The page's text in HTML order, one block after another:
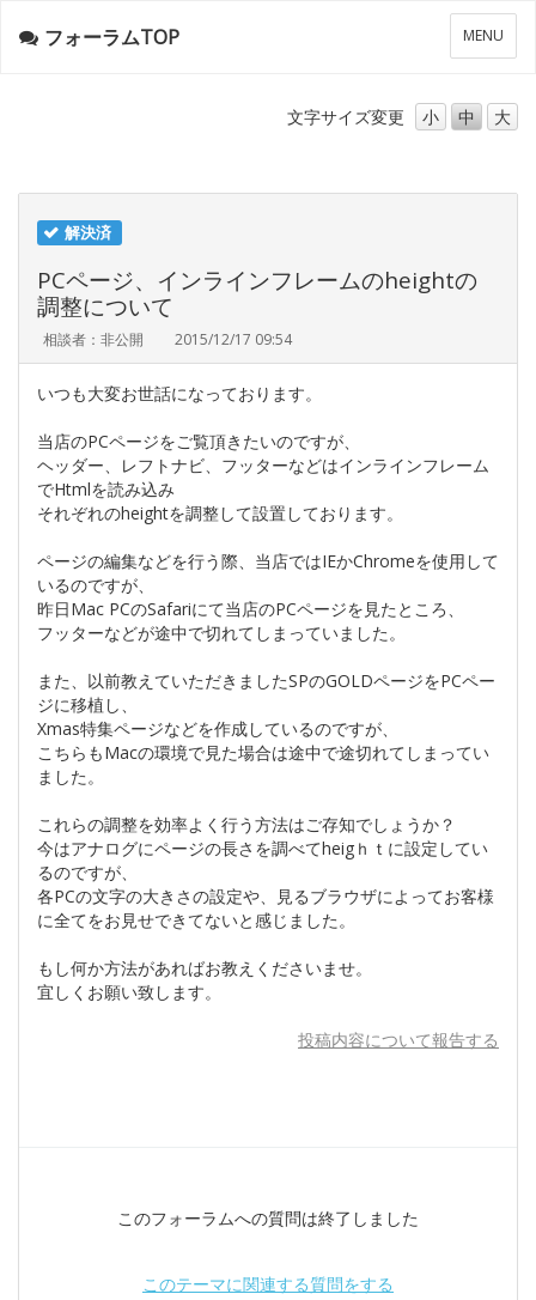
メ
ニ
ー
MENU
フォーラムTOP
文字サイズ変更 小 中 大
解決済
PCページ、インラインフレームのheightの
調整について
相談者：非公開 2015/12/17 09:54
いつも大変お世話になっております。
当店のPCページをご覧頂きたいのですが、
ヘッダー、レフトナビ、フッターなどはインラインフレーム
でHtmlを読み込み
それぞれのheightを調整して設置しております。
ページの編集などを行う際、当店ではIEかChromeを使用して
いるのですが、
昨日Mac PCのSafariにて当店のPCページを見たところ、
フッターなどが途中で切れてしまっていました。
また、以前教えていただきましたSPのGOLDページをPCペー
ジに移植し、
Xmas特集ページなどを作成しているのですが、
こちらもMacの環境で見た場合は途中で途切れてしまってい
ました。
これらの調整を効率よく行う方法はご存知でしょうか？
今はアナログにページの長さを調べてheigｈｔに設定してい
るのですが、
各PCの文字の大きさの設定や、見るブラウザによってお客様
に全てをお見せできてないと感じました。
もし何か方法があればお教えくださいませ。
宜しくお願い致します。
投稿内容について報告する
このフォーラムへの質問は終了しました
このテーマに関連する質問をする